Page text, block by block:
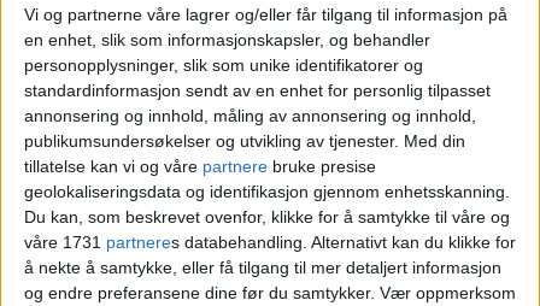
Vi og partnerne våre lagrer og/eller får tilgang til informasjon på
en enhet, slik som informasjonskapsler, og behandler
personopplysninger, slik som unike identifikatorer og
standardinformasjon sendt av en enhet for personlig tilpasset
annonsering og innhold, måling av annonsering og innhold,
publikumsundersøkelser og utvikling av tjenester. Med din
tillatelse kan vi og våre partnere bruke presise
geolokaliseringsdata og identifikasjon gjennom enhetsskanning.
Du kan, som beskrevet ovenfor, klikke for å samtykke til våre og
våre 1731 partneres databehandling. Alternativt kan du klikke for
å nekte å samtykke, eller få tilgang til mer detaljert informasjon
og endre preferansene dine før du samtykker. Vær oppmerksom